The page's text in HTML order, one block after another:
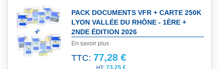
PACK DOCUMENTS VFR + CARTE 250K
LYON VALLÉE DU RHÔNE - 1ÈRE +
2NDE ÉDITION 2026
En savoir plus
TTC: 77,28 €
73,25 €